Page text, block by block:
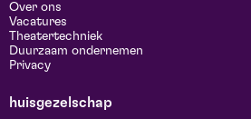
Over ons
Vacatures
Theatertechniek
Duurzaam ondernemen
Privacy
huisgezelschap